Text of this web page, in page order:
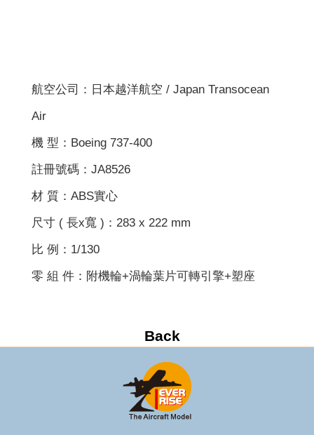
航空公司：日本越洋航空 / Japan Transocean
Air
機 型：Boeing 737-400
註冊號碼：JA8526
材 質：ABS實心
尺寸 ( 長x寬 )：283 x 222 mm
比 例：1/130
零 組 件：附機輪+渦輪葉片可轉引擎+塑座